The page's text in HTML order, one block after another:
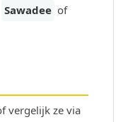
Sawadee of
vergelijk ze via